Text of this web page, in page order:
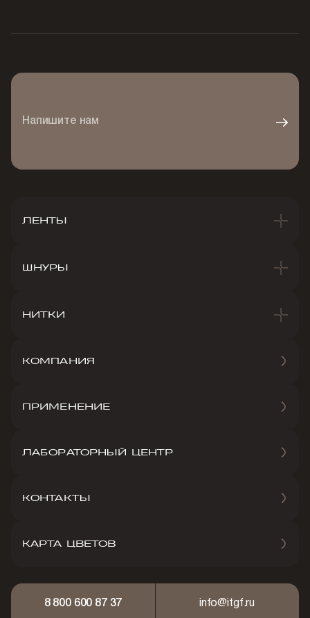
Напишите нам
КОМПАНИЯ
ПРИМЕНЕНИЕ
ЛАБОРАТОРНЫЙ ЦЕНТР
КОНТАКТЫ
КАРТА ЦВЕТОВ
ЛЕНТЫ
ШНУРЫ
НИТКИ
8 800 600 87 37 info@itgf.ru